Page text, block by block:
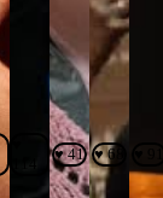
♥ 41 ♥ 68